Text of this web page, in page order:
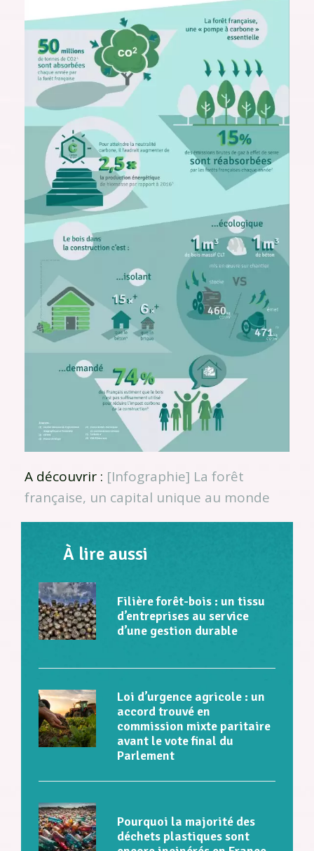
A découvrir : [Infographie] La forêt
française, un capital unique au monde
À lire aussi
Filière forêt-bois : un tissu
d’entreprises au service
d’une gestion durable
Loi d’urgence agricole : un
accord trouvé en
commission mixte paritaire
avant le vote final du
Parlement
Pourquoi la majorité des
déchets plastiques sont